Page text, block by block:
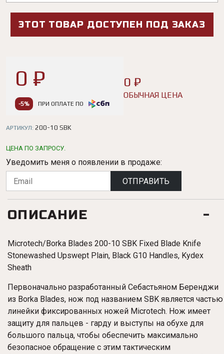
ЭТОТ ТОВАР ДОСТУПЕН ПОД ЗАКАЗ
0 ₽
-5% ПРИ ОПЛАТЕ ПО
0 ₽
ОБЫЧНАЯ ЦЕНА
АРТИКУЛ: 200-10 SBK
ЦЕНА ПО ЗАПРОСУ.
Уведомить меня о появлении в продаже:
ОТПРАВИТЬ
ОПИСАНИЕ
Microtech/Borka Blades 200-10 SBK Fixed Blade Knife
Stonewashed Upswept Plain, Black G10 Handles, Kydex
Sheath
Первоначально разработанный Себастьяном Беренджи
из Borka Blades, нож под названием SBK является частью
линейки фиксированных ножей Microtech. Нож имеет
защиту для пальцев - гарду и выступы на обухе для
большого пальца, чтобы обеспечить максимально
безопасное обращение с этим тактическим